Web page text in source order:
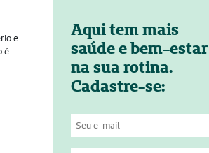
e
é
Aqui tem mais
saúde e bem-estar
na sua rotina.
Cadastre-se: